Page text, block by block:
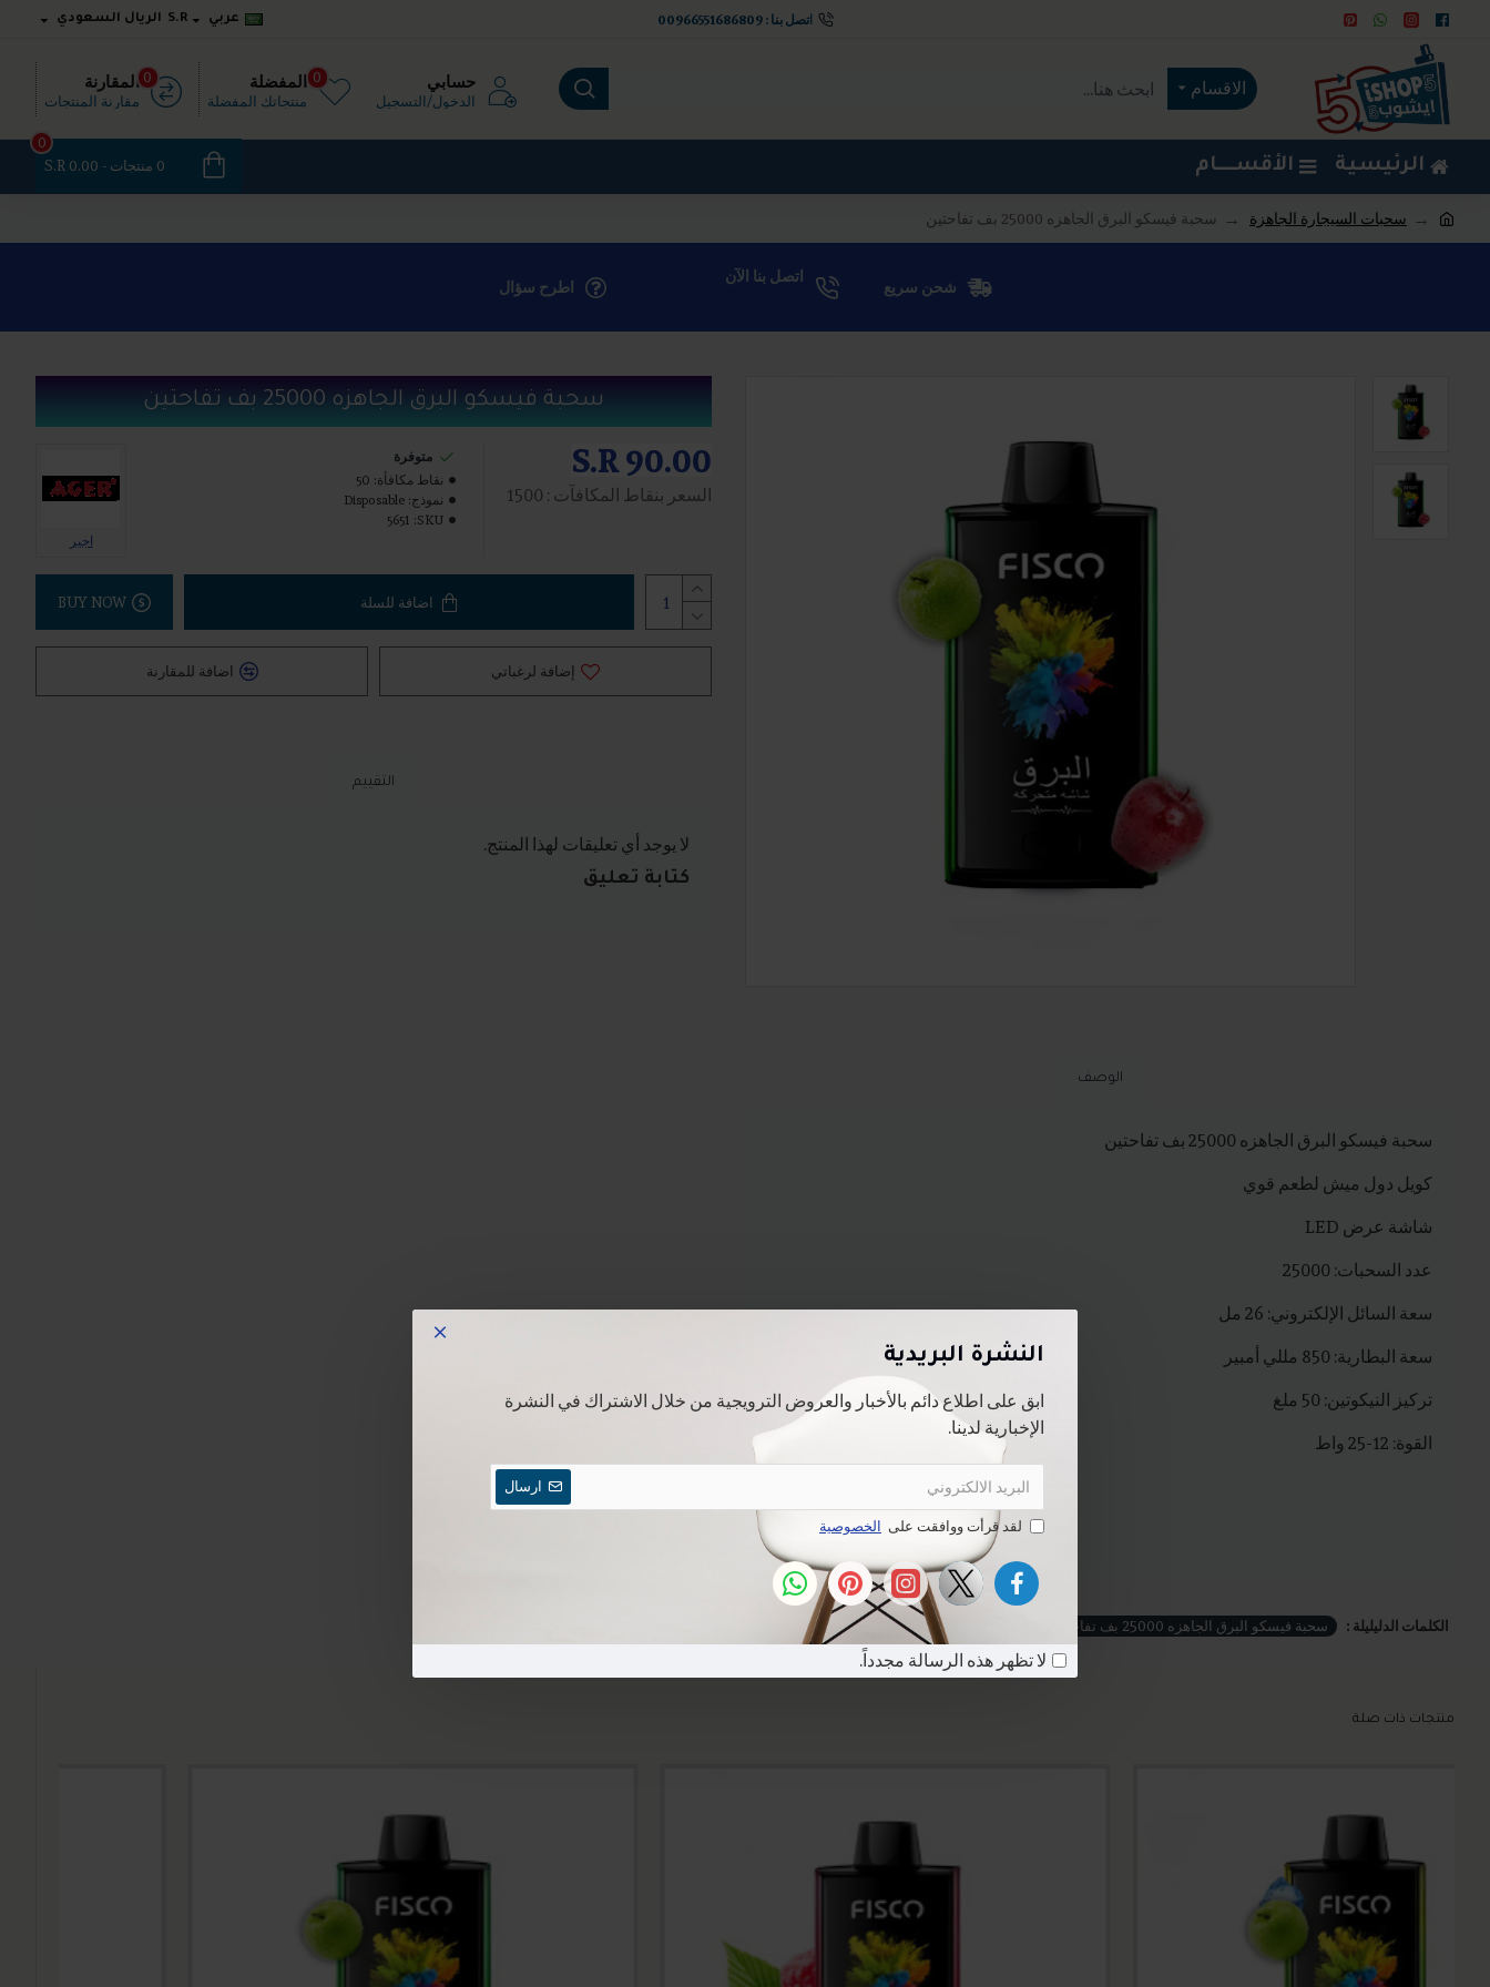
النشرة البريدية
ابق على اطلاع دائم بالأخبار والعروض الترويجية من خلال الاشتراك في النشرة
الإخبارية لدينا.
ارسال
لقد قرأت ووافقت على الخصوصية
لا تظهر هذه الرسالة مجدداً.
اتصل بنا : 00966551686809 عربي S.R الريال السعودي
الاقسام حسابي
الدخول/التسجيل
المفضلة
منتجاتك المفضلة
0 المقارنة
مقارنة المنتجات
0
الرئيسية الأقســــام 0 منتجات - S.R 0.00
0
سحبات السيجارة الجاهزة سحبة فيسكو البرق الجاهزه 25000 بف تفاحتين
شحن سريع اتصل بنا الآن اطرح سؤال
الوصف
سحبة فيسكو البرق الجاهزه 25000 بف تفاحتين
كويل دول ميش لطعم قوي
شاشة عرض LED
عدد السحبات: 25000
سعة السائل الإلكتروني: 26 مل
سعة البطارية: 850 مللي أمبير
تركيز النيكوتين: 50 ملغ
القوة: 12-25 واط
سحبة فيسكو البرق الجاهزه 25000 بف تفاحتين
S.R 90.00
السعر بنقاط المكافآت : 1500
متوفرة
نقاط مكافأة: 50
نموذج: Disposable
SKU:
5651
اجير
اضافة للسلة BUY NOW
إضافة لرغباتي اضافة للمقارنة
التقييم
لا يوجد أي تعليقات لهذا المنتج.
كتابة تعليق
الكلمات الدليليلة : سحبة فيسكو البرق الجاهزه 25000 بف تفاحتين سحبات السيجارة الجاهزة
منتجات ذات صلة